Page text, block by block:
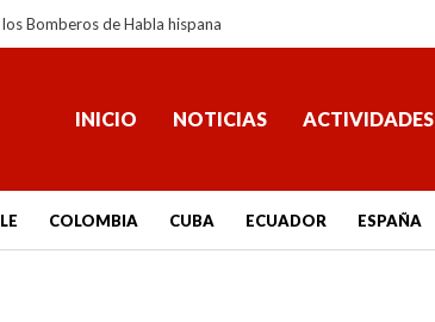
Bomberos de Habla hispana
INICIO NOTICIAS ACTIVIDADES
COLOMBIA CUBA ECUADOR ESPAÑA